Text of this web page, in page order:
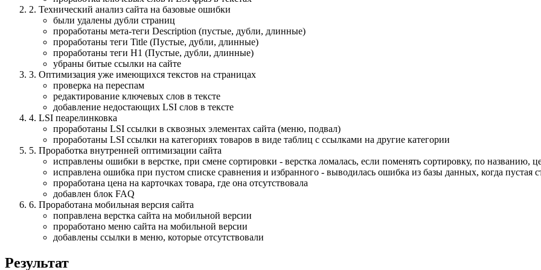
2. Технический анализ сайта на базовые ошибки
были удалены дубли страниц
проработаны мета-теги Description (пустые, дубли, длинные)
проработаны теги Title (Пустые, дубли, длинные)
проработаны теги H1 (Пустые, дубли, длинные)
убраны битые ссылки на сайте
3. Оптимизация уже имеющихся текстов на страницах
проверка на переспам
редактирование ключевых слов в тексте
добавление недостающих LSI слов в тексте
4. LSI пеaрелинковка
проработаны LSI ссылки в сквозных элементах сайта (меню, подвал)
проработаны LSI ссылки на категориях товаров в виде таблиц с ссылками на другие категории
5. Проработка внутренней оптимизации сайта
исправлены ошибки в верстке, при смене сортировки - верстка ломалась, если поменять сортировку, по названию,
исправлена ошибка при пустом списке сравнения и избранного - выводилась ошибка из базы данных, когда пустая
проработана цена на карточках товара, где она отсутствовала
добавлен блок FAQ
6. Проработана мобильная версия сайта
поправлена верстка сайта на мобильной версии
проработано меню сайта на мобильной версии
добавлены ссылки в меню, которые отсутствовали
Результат